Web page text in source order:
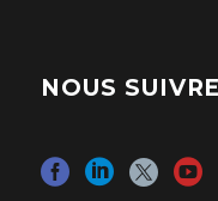
NOUS SUIVRE